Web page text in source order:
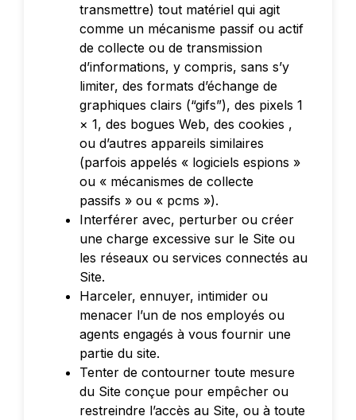
transmettre) tout matériel qui agit
comme un mécanisme passif ou actif
de collecte ou de transmission
d’informations, y compris, sans s’y
limiter, des formats d’échange de
graphiques clairs (“gifs”), des pixels 1
× 1, des bogues Web, des cookies ,
ou d’autres appareils similaires
(parfois appelés « logiciels espions »
ou « mécanismes de collecte
passifs » ou « pcms »).
Interférer avec, perturber ou créer
une charge excessive sur le Site ou
les réseaux ou services connectés au
Site.
Harceler, ennuyer, intimider ou
menacer l’un de nos employés ou
agents engagés à vous fournir une
partie du site.
Tenter de contourner toute mesure
du Site conçue pour empêcher ou
restreindre l’accès au Site, ou à toute